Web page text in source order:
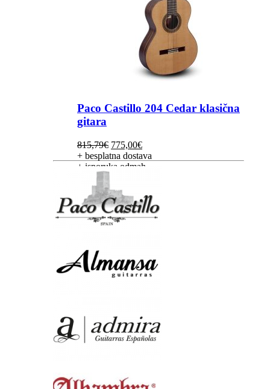
Paco Castillo 204 Cedar klasična
gitara
815,79€ Izvorna
cijena
bila
815,79€.
775,00€Trenutna
cijena
je:
+ besplatna dostava
+ isporuka odmah